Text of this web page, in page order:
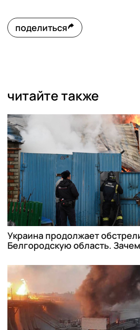
поделиться
читайте также
Украина продолжает
Белгородскую область.